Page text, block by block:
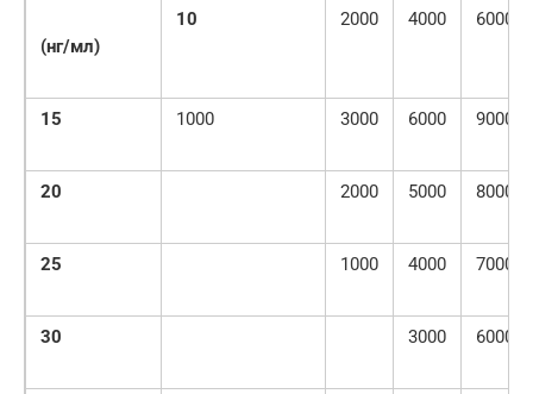
(нг/мл)
10 2000 4000 6000
15 1000 3000 6000 9000
20 2000 5000 8000
25 1000 4000 7000
30 3000 6000